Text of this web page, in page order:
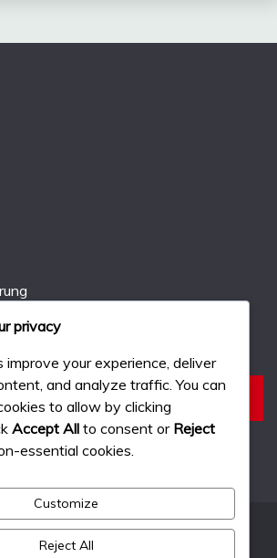
Rights Reserved 2024.
privacy
improve your experience, deliver
and analyze traffic. You can
to allow by clicking
Accept All to consent or Reject
essential cookies.
Customize
Reject All